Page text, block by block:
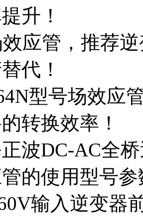
升！
效应管，推荐
代！
型号场效应
转换效率！
波DC-AC全
的使用型号参
输入逆变器